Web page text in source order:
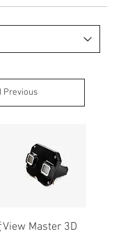
Previous
View Master 3D